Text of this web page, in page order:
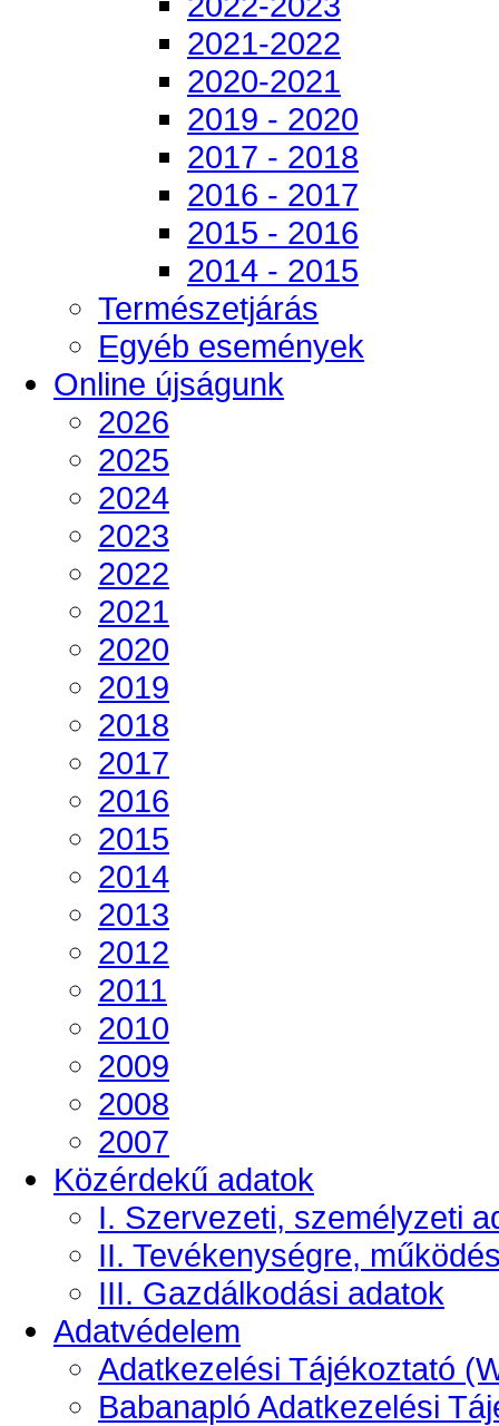
2021-2022
2020-2021
2019 - 2020
2017 - 2018
2016 - 2017
2015 - 2016
2014 - 2015
Természetjárás
Egyéb események
Online újságunk
2026
2025
2024
2023
2022
2021
2020
2019
2018
2017
2016
2015
2014
2013
2012
2011
2010
2009
2008
2007
Közérdekű adatok
I. Szervezeti, személyzeti
II. Tevékenységre,
III. Gazdálkodási adatok
Adatvédelem
Adatkezelési Tájékoztató
Babanapló Adatkezelési